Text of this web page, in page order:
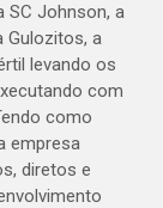
SC Johnson, a
Gulozitos, a
levando os
com
como
empresa
diretos e